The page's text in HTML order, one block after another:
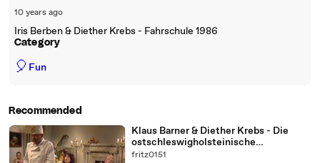
10 years ago
Iris Berben & Diether Krebs - Fahrschule 1986
Category
🎈 Fun
Recommended
Klaus Barner & Diether Krebs - Die
ostschleswigholsteinische
Wildflugente 1990
fritz0151